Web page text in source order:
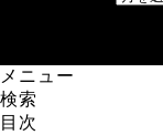
メニュー
検索
目次